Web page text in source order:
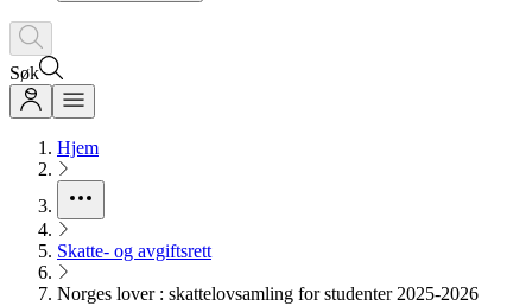
Søk
Hjem
Skatte- og avgiftsrett
Norges lover : skattelovsamling for studenter 2025-2026